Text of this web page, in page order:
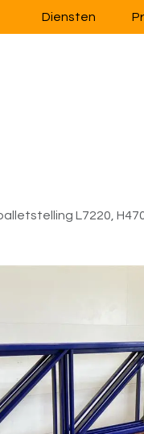
Diensten
L7220,